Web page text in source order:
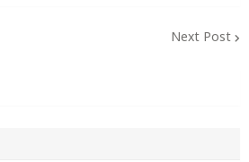
Next Post